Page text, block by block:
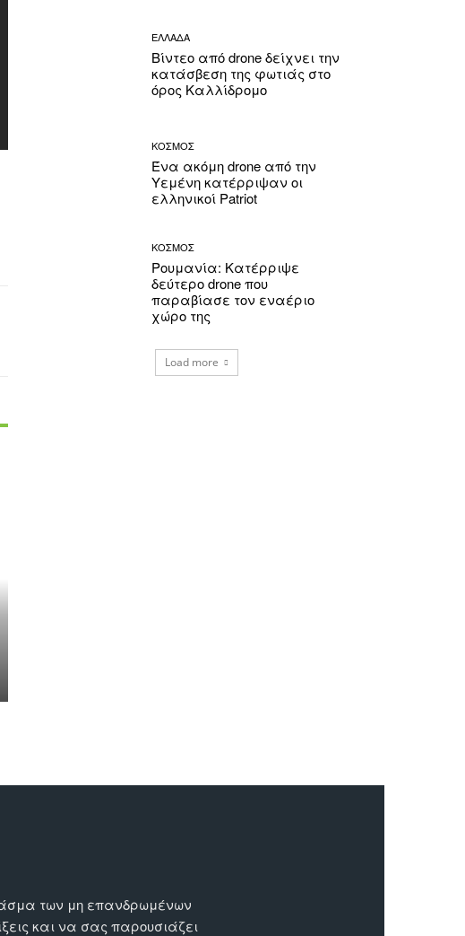
ΕΛΛΑΔΑ
Βίντεο από drone δείχνει την
κατάσβεση της φωτιάς στο
όρος Καλλίδρομο
ΚΟΣΜΟΣ
Ένα ακόμη drone από την
Υεμένη κατέρριψαν οι
ελληνικοί Patriot
ΚΟΣΜΟΣ
Ρουμανία: Κατέρριψε
δεύτερο drone που
παραβίασε τον εναέριο
χώρο της
Load more
των μη επανδρωμένων
και να σας παρουσιάζει